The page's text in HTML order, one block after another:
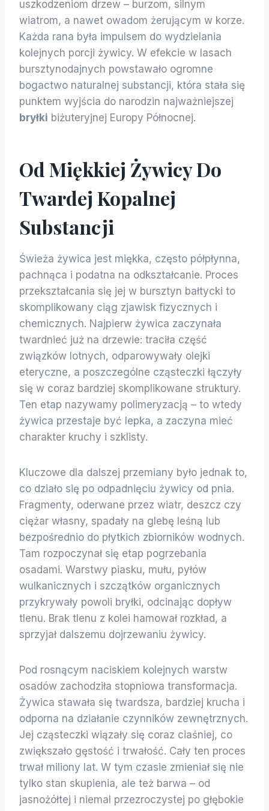
uszkodzeniom drzew – burzom, silnym
wiatrom, a nawet owadom żerującym w korze.
Każda rana była impulsem do wydzielania
kolejnych porcji żywicy. W efekcie w lasach
bursztynodajnych powstawało ogromne
bogactwo naturalnej substancji, która stała się
punktem wyjścia do narodzin najważniejszej
bryłki biżuteryjnej Europy Północnej.
Od Miękkiej Żywicy Do
Twardej Kopalnej
Substancji
Świeża żywica jest miękka, często półpłynna,
pachnąca i podatna na odkształcanie. Proces
przekształcania się jej w bursztyn bałtycki to
skomplikowany ciąg zjawisk fizycznych i
chemicznych. Najpierw żywica zaczynała
twardnieć już na drzewie: traciła część
związków lotnych, odparowywały olejki
eteryczne, a poszczególne cząsteczki łączyły
się w coraz bardziej skomplikowane struktury.
Ten etap nazywamy polimeryzacją – to wtedy
żywica przestaje być lepka, a zaczyna mieć
charakter kruchy i szklisty.
Kluczowe dla dalszej przemiany było jednak to,
co działo się po odpadnięciu żywicy od pnia.
Fragmenty, oderwane przez wiatr, deszcz czy
ciężar własny, spadały na glebę leśną lub
bezpośrednio do płytkich zbiorników wodnych.
Tam rozpoczynał się etap pogrzebania
osadami. Warstwy piasku, mułu, pyłów
wulkanicznych i szczątków organicznych
przykrywały powoli bryłki, odcinając dopływ
tlenu. Brak tlenu z kolei hamował rozkład, a
sprzyjał dalszemu dojrzewaniu żywicy.
Pod rosnącym naciskiem kolejnych warstw
osadów zachodziła stopniowa transformacja.
Żywica stawała się twardsza, bardziej krucha i
odporna na działanie czynników zewnętrznych.
Jej cząsteczki wiązały się coraz ciaśniej, co
zwiększało gęstość i trwałość. Cały ten proces
trwał miliony lat. W tym czasie zmieniał się nie
tylko stan skupienia, ale też barwa – od
jasnożółtej i niemal przezroczystej po głębokie